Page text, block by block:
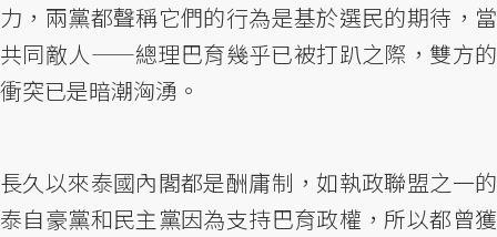
力，兩黨都聲稱它們的行為是基於選民的期待，當
共同敵人——總理巴育幾乎已被打趴之際，雙方的
衝突已是暗潮洶湧。
長久以來泰國內閣都是酬庸制，如執政聯盟之一的
泰自豪黨和民主黨因為支持巴育政權，所以都曾獲